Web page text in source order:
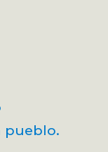
pueblo.